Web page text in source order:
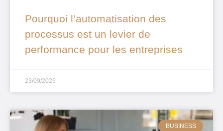
Pourquoi l’automatisation des
processus est un levier de
performance pour les entreprises
23/09/2025
BUSINESS